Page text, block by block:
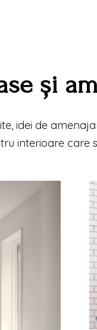
și
idei de
interioare care